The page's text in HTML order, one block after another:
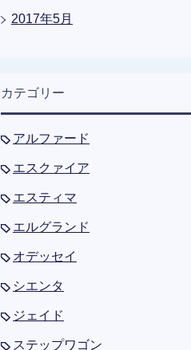
2017年5月
カテゴリー
アルファード
エスクァイア
エスティマ
エルグランド
オデッセイ
シエンタ
ジェイド
ステップワゴン